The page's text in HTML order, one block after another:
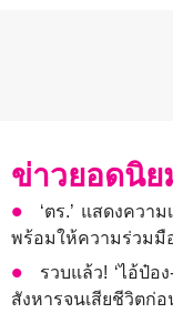
ข่าวยอดนิ
‘ตร.’ แสดงควา
พร้อมให้ความร่วมมื
รวบแล้ว! ‘ไอ้ป๋อ
สังหารจนเสียชีวิตก่